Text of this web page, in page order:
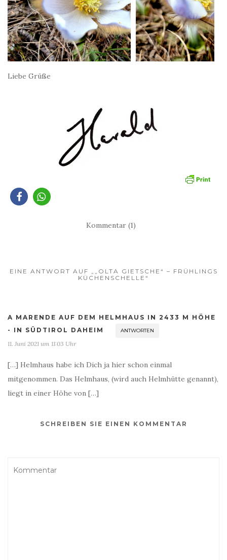
Liebe Grüße
Kommentar (1)
EINE ANTWORT AUF „„OLTA GIETSCHE“ – FRÜHLINGS
KÜCHENSCHELLE“
A MARENDE AUF DEM HELMHAUS IN 2433 M HÖHE
- IN SÜDTIROL DAHEIM
ANTWORTEN
11. Juni 2021 um 11:03 Uhr
[…] Helmhaus habe ich Dich ja hier schon einmal
mitgenommen. Das Helmhaus, (wird auch Helmhütte genannt),
liegt in einer Höhe von […]
SCHREIBEN SIE EINEN KOMMENTAR